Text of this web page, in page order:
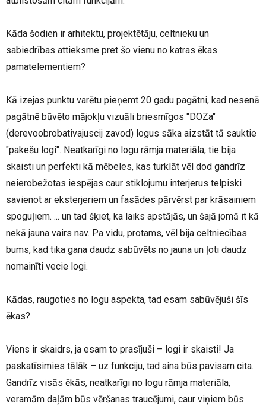
Kāda šodien ir arhitektu, projektētāju, celtnieku un
sabiedrības attieksme pret šo vienu no katras ēkas
pamatelementiem?
Kā izejas punktu varētu pieņemt 20 gadu pagātni, kad nesenā
pagātnē būvēto mājokļu vizuāli briesmīgos "DOZa"
(derevoobrobativajuscij zavod) logus sāka aizstāt tā sauktie
"pakešu logi". Neatkarīgi no logu rāmja materiāla, tie bija
skaisti un perfekti kā mēbeles, kas turklāt vēl dod gandrīz
neierobežotas iespējas caur stiklojumu interjerus telpiski
savienot ar eksterjeriem un fasādes pārvērst par krāsainiem
spoguļiem. ... un tad šķiet, ka laiks apstājās, un šajā jomā it kā
nekā jauna vairs nav. Pa vidu, protams, vēl bija celtniecības
bums, kad tika gana daudz sabūvēts no jauna un ļoti daudz
nomainīti vecie logi.
Kādas, raugoties no logu aspekta, tad esam sabūvējuši šīs
ēkas?
Viens ir skaidrs, ja esam to prasījuši – logi ir skaisti! Ja
paskatīsimies tālāk – uz funkciju, tad aina būs pavisam cita.
Gandrīz visās ēkās, neatkarīgi no logu rāmja materiāla,
veramām daļām būs vēršanas traucējumi, caur viņiem būs